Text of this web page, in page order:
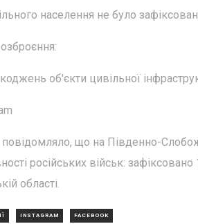
населення не було
об'єкти цивільної
що на Південно-
російських військ:
області.
INSTAGRAM FACEBOOK